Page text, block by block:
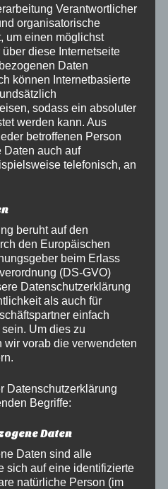
Sie gerne.
die Zimmerei
holte Firmeninhaber
sich selbst ein
Verantwortlicher
organisatorische
um einen möglichst
diese Internetseite
Daten
können Internetbasierte
sodass ein absoluter
werden kann. Aus
betroffenen Person
Daten auch auf
telefonisch, an
beruht auf den
den Europäischen
beim Erlass
(DS-GVO)
Datenschutzerklärung
als auch für
einfach
Um dies zu
wir vorab die verwendeten
Datenschutzerklärung
Begriffe:
Daten
Daten sind alle
sich auf eine identifizierte
natürliche Person (im